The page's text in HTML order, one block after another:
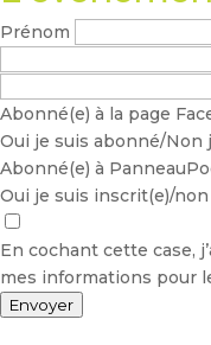
Prénom
Abonné(e) à la page
Oui je suis abonné/Non
Abonné(e) à
Oui je suis inscrit(e)/non
En cochant cette case,
mes informations pour
Envoyer